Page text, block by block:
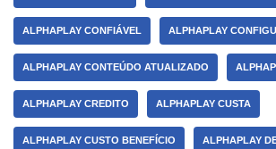
ALPHAPLAY CONFIÁVEL ALPHAPLAY
ALPHAPLAY CONTEÚDO ATUALIZADO
ALPHAPLAY CREDITO ALPHAPLAY CUSTA
ALPHAPLAY CUSTO BENEFÍCIO ALPHAPLAY